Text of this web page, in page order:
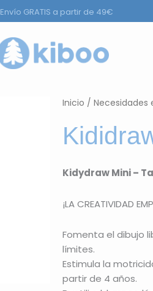
Envío GRATIS a partir de 49€
Inicio / Necesidades
Kidydraw Mini –
¡LA CREATIVIDAD
Fomenta el dibujo
límites.
Estimula la
partir de 4 años.